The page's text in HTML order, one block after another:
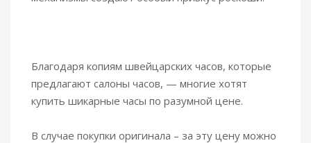
Благодаря копиям швейцарских часов, которые
предлагают салоны часов, — многие хотят
купить шикарные часы по разумной цене.
В случае покупки оригинала – за эту цену можно